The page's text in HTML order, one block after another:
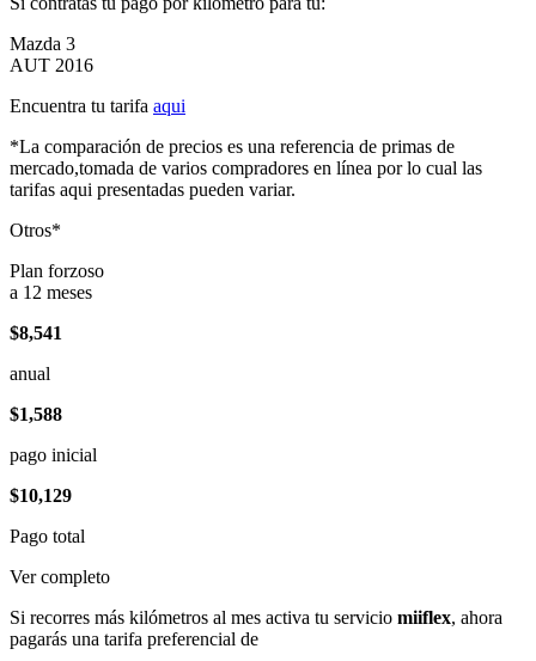
Mazda 3
AUT 2016
Encuentra tu tarifa aqui
*La comparación de precios es una referencia de primas de
mercado,tomada de varios compradores en línea por lo cual las
tarifas aqui presentadas pueden variar.
Otros*
Plan forzoso
a 12 meses
$8,541
anual
$1,588
pago inicial
$10,129
Pago total
Ver completo
Si recorres más kilómetros al mes activa tu servicio miiflex, ahora
pagarás una tarifa preferencial de